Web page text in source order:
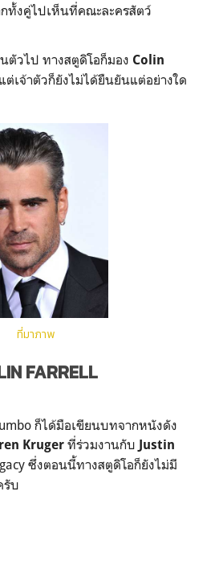
ทั้งคู่ไปเห็นที่คณะละครสัตว์
ตัวไป ทางสตูดิโอก็มอง Colin
เจ้าตัวก็ยังไม่ได้ยืนยันแต่อย่างใด
ที่มาภาพ
FARRELL
ก็ได้มือเขียนบทจากหนังดัง
Kruger ที่ร่วมงานกับ Justin
ซึ่งตอนนี้ทางสตูดิโอก็ยังไม่มี
รับ